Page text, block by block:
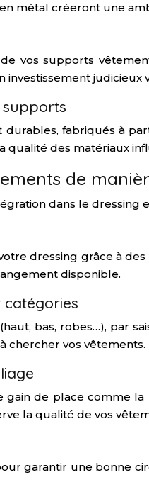
métal créeront une
vos supports
investissement
supports
fabriqués à
qualité des matériaux
de
dans le
dressing grâce à
disponible.
bas, robes…), par
chercher vos vêtements.
de place comme
la qualité de vos
garantir une bonne